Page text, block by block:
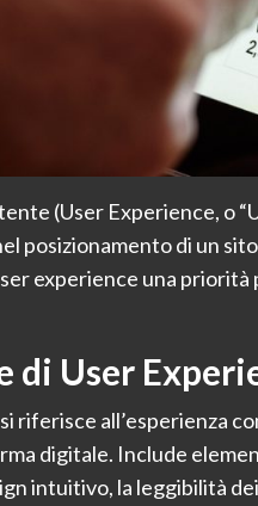
(User Experience, o
posizionamento di un
experience una
di User
si riferisce all’esperienza
digitale. Include
intuitivo, la leggibilità